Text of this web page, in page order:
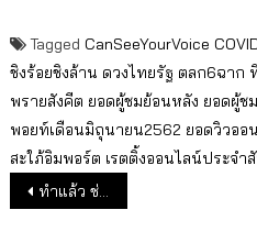
Tagged CanSeeYourVoice
ชิงร้อยชิงล้าน ดวงไทยรัฐ ตลก6ฉาก
พรายสังคีต ยอดผู้ชมย้อนหลัง ยอดผู้ช
พอยท์เดือนมิถุนายน2562 ยอดวิวออ
สะใภ้อิมพอร์ต เรตติ้งออนไลน์ประจำ
แนะแนวเรื่อง
ทำแล้ว ช่อง One ประกันโควิด-19 ให้พนักงาน ลูกจ้าง Freelanace ประจำ ไปจนถึงนักแสดง